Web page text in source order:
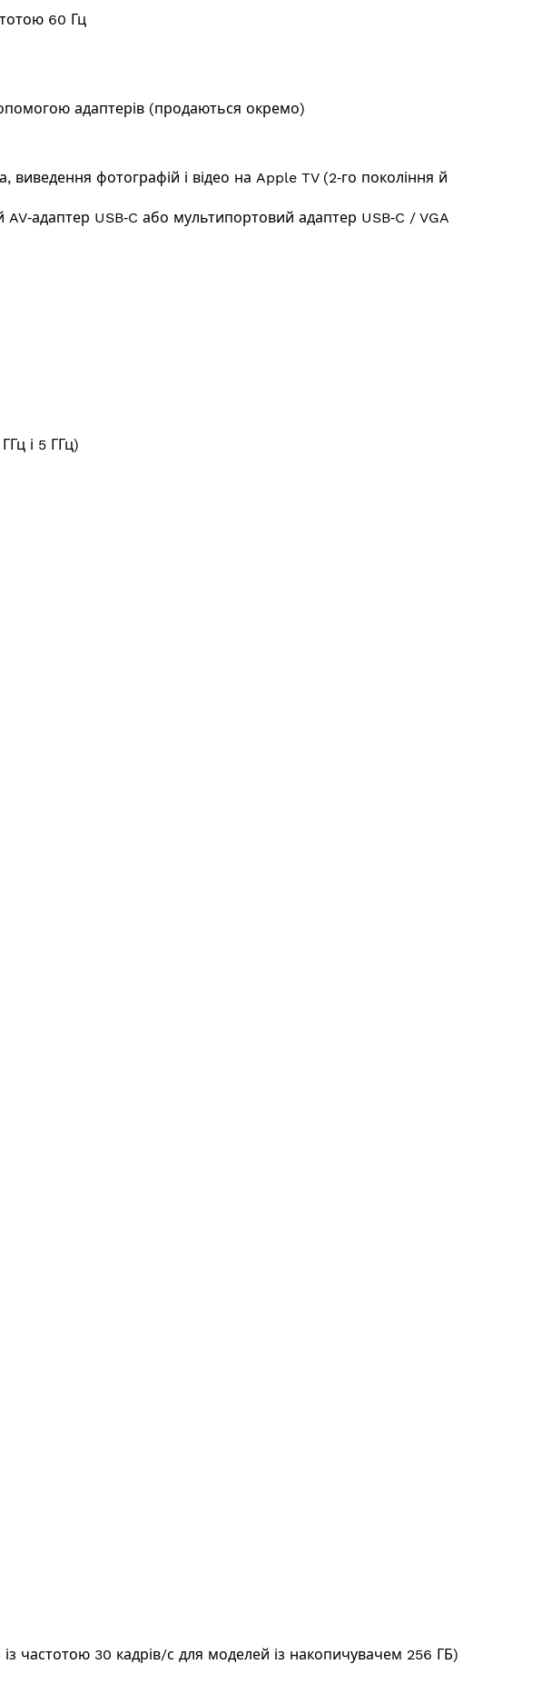
60 Гц
адаптерів (продаються окремо)
фотографій і відео на Apple TV (2‑го покоління й
USB‑C або мультипортовий адаптер USB‑C / VGA
і 5 ГГц)
частотою 30 кадрів/с для моделей із накопичувачем 256 ГБ)